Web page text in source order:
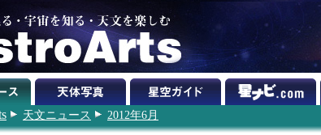
天文ニュース 2012年6月